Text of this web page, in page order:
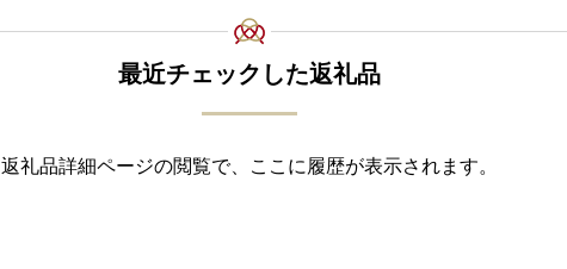
最近チェックした返礼品
返礼品詳細ページの閲覧で、ここに履歴が表示されます。